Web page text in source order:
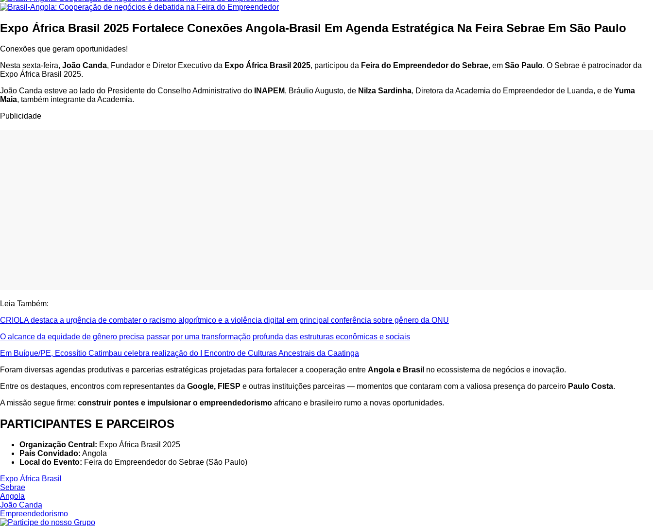
Expo África Brasil 2025 Fortalece Conexões Angola-Brasil Em Agenda Estratégica Na Feira Sebrae Em São Paulo
Conexões que geram oportunidades!
Nesta sexta-feira, João Canda, Fundador e Diretor Executivo da Expo África Brasil 2025, participou da Feira do Empreendedor do Sebrae, em São Paulo. O Sebrae é patrocinador da
Expo África Brasil 2025.
João Canda esteve ao lado do Presidente do Conselho Administrativo do
INAPEM, Bráulio Augusto, de Nilza Sardinha, Diretora da Academia do Empreendedor de Luanda, e de Yuma
Maia, também integrante da Academia.
Publicidade
Leia Também:
CRIOLA destaca a urgência de combater o racismo algorítmico e a violência digital em principal conferência sobre gênero da ONU
O alcance da equidade de gênero precisa passar por uma transformação profunda das estruturas econômicas e sociais
Em Buíque/PE, Ecossítio Catimbau celebra realização do I Encontro de Culturas Ancestrais da Caatinga
Foram diversas agendas produtivas e parcerias estratégicas projetadas para fortalecer a cooperação entre Angola e Brasil no ecossistema de negócios e inovação.
Entre os destaques, encontros com representantes da Google, FIESP e outras instituições parceiras — momentos que contaram com a valiosa presença do parceiro Paulo Costa.
A missão segue firme: construir pontes e impulsionar o empreendedorismo africano e brasileiro rumo a novas oportunidades.
PARTICIPANTES E PARCEIROS
Organização Central: Expo África Brasil 2025
País Convidado: Angola
Local do Evento: Feira do Empreendedor do Sebrae (São Paulo)
Expo África Brasil
Sebrae
Angola
João Canda
Empreendedorismo